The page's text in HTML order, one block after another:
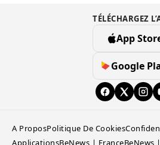
TÉLÉCHARGEZ
App
Google
A ProposPolitique De Cookies
ApplicationsBeNews | FranceBeNews